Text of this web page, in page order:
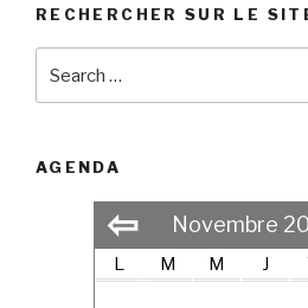
RECHERCHER SUR LE
for:
AGENDA
⇦ Novembre
L M M J